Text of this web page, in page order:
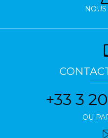
NOUS
+33 3
OU